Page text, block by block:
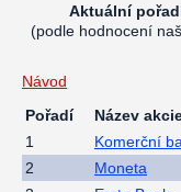
Aktuální
(podle hodnocení
Návod
Pořadí
Název
1
Komerční
2
Moneta